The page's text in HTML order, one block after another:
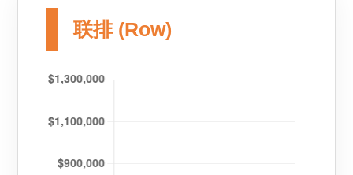
联排 (Row)